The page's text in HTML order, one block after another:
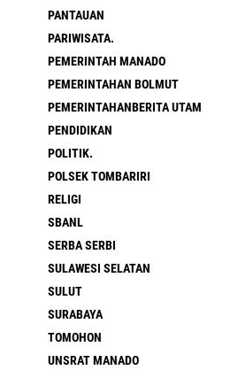
PANTAUAN
PARIWISATA.
PEMERINTAH MANADO
PEMERINTAHAN BOLMUT
PEMERINTAHANBERITA UTAM
PENDIDIKAN
POLITIK.
POLSEK TOMBARIRI
RELIGI
SBANL
SERBA SERBI
SULAWESI SELATAN
SULUT
SURABAYA
TOMOHON
UNSRAT MANADO